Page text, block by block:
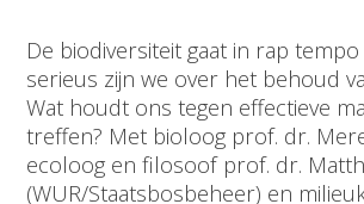
De biodiversiteit gaat in rap
serieus zijn we over het behoud
Wat houdt ons tegen effectieve
treffen? Met bioloog prof. dr.
ecoloog en filosoof prof. dr.
(WUR/Staatsbosbeheer) en